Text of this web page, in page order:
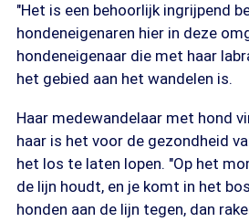
"Het is een behoorlijk ingrijpend
hondeneigenaren hier in deze
hondeneigenaar die met haar
het gebied aan het wandelen is.
Haar medewandelaar met hond
haar is het voor de gezondheid
het los te laten lopen. "Op het
de lijn houdt, en je komt in het
honden aan de lijn tegen, dan